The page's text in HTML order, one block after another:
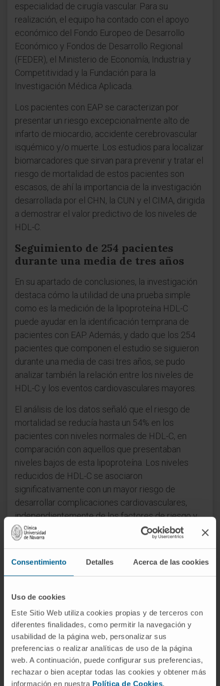
Consentimiento Detalles Acerca de las cookies
Uso de cookies
Este Sitio Web utiliza cookies propias y de terceros con
diferentes finalidades, como permitir la navegación y
usabilidad de la página web, personalizar sus
preferencias o realizar analíticas de uso de la página
web. A continuación, puede configurar sus preferencias,
rechazar o bien aceptar todas las cookies y obtener más
información en nuestra Política de Cookies.
especialidad de cirugía vascular. Para su
realización, el equipo ha contado con el apoyo
económico del Fondo Europeo de Desarrollo
Económico y Fondos de Desarrollo Regional
(FEDER), el Ministerio de Economía, Industria y
Competitividad y la Fundación para la
Investigación Médica Aplicada.
Los pacientes con EAP se caracterizan por
presentar un riesgo excepcionalmente alto de
infarto de miocardio, accidente cerebrovascular
isquémico y/o muerte. Los estudios para localizar
biomarcadores que sirvan para prevenir y tratar el
riesgo de mortalidad de estos pacientes son
escasos, de ahí la importancia de la investigación
desarrollada por el CHN, la CUN y el CIMA, dirigida
a demostrar el valor predictivo de los niveles de
HDL-C.
Seguimiento de 254 pacientes
durante una media de tres años
En su apartado de conclusiones, la investigación
destaca cómo la utilidad de una prueba simple
como es la medición de la lipoproteína HDL-C
puede ayudar en la identificación temprana de
pacientes con EAP. Además, y dado que los 254
pacientes que componen el estudio se siguieron
durante una media de casi tres años, se pudo
analizar también la relación entre los niveles de
HDL-C y los eventos cardiovasculares mayores.
El análisis de los datos señaló que el riesgo de
mortalidad se reducía hasta un 54% en los
pacientes con niveles normales de HDL-C, en
comparación con aquellos que presentaban
niveles bajos de esta lipoproteína. Los niveles
reducidos de HDL-C se asociaron
significativamente con un mayor riesgo de
desarrollar complicaciones cardiovasculares,
independientemente de los factores de riesgo y
del tratamiento médico de éstos pacientes.
La investigación ha sido desarrollada por los
facultativos y facultativas Esther Martínez-Aguilar,
Sebastián Fernández-Alonso y Leopoldo
Fernández-Montero yJose A. Páramo, por parte
de los Servicios de Medicina Ocupacional y
Hematología de la CUN; y Josune Orbe, Jose A.
Rodríguez y Carmen Roncal, por parte del
Laboratorio de Aterotrombosisdel CIMA.